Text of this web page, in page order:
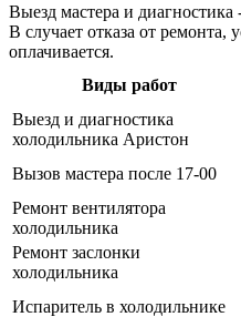
Выезд мастера и
В случает отказа от ремонта,
оплачивается.
Виды работ
Выезд и диагностика
холодильника Аристон
Вызов мастера после 17-00
Ремонт вентилятора
холодильника
Ремонт заслонки
холодильника
Испаритель в холодильнике